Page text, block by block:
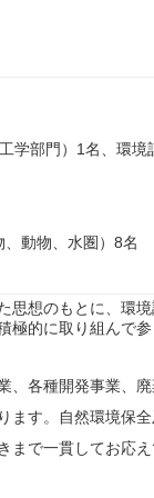
学部門）1名、環
、動物、水圏）8名
思想のもとに、環
的に取り組んで参
、各種開発事業、
ます。自然環境保
で一貫してお応